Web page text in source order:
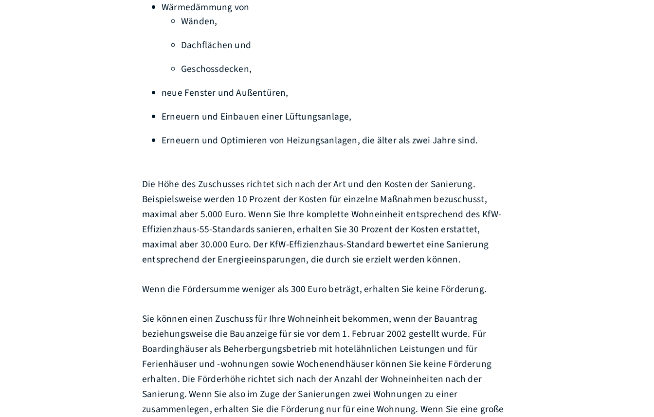
Wärmedämmung von
Wänden,
Dachflächen und
Geschossdecken,
neue Fenster und Außentüren,
Erneuern und Einbauen einer Lüftungsanlage,
Erneuern und Optimieren von Heizungsanlagen, die älter als zwei Jahre sind.
Die Höhe des Zuschusses richtet sich nach der Art und den Kosten der Sanierung.
Beispielsweise werden 10 Prozent der Kosten für einzelne Maßnahmen bezuschusst,
maximal aber 5.000 Euro. Wenn Sie Ihre komplette Wohneinheit entsprechend des KfW-
Effizienzhaus-55-Standards sanieren, erhalten Sie 30 Prozent der Kosten erstattet,
maximal aber 30.000 Euro. Der KfW-Effizienzhaus-Standard bewertet eine Sanierung
entsprechend der Energieeinsparungen, die durch sie erzielt werden können.
Wenn die Fördersumme weniger als 300 Euro beträgt, erhalten Sie keine Förderung.
Sie können einen Zuschuss für Ihre Wohneinheit bekommen, wenn der Bauantrag
beziehungsweise die Bauanzeige für sie vor dem 1. Februar 2002 gestellt wurde. Für
Boardinghäuser als Beherbergungsbetrieb mit hotelähnlichen Leistungen und für
Ferienhäuser und -wohnungen sowie Wochenendhäuser können Sie keine Förderung
erhalten. Die Förderhöhe richtet sich nach der Anzahl der Wohneinheiten nach der
Sanierung. Wenn Sie also im Zuge der Sanierungen zwei Wohnungen zu einer
zusammenlegen, erhalten Sie die Förderung nur für eine Wohnung. Wenn Sie eine große